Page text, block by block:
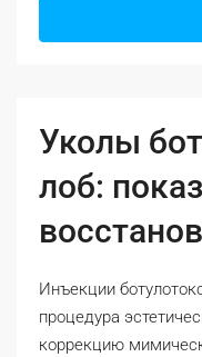
Уколы
лоб:
Инъекции
процедура
коррекцию